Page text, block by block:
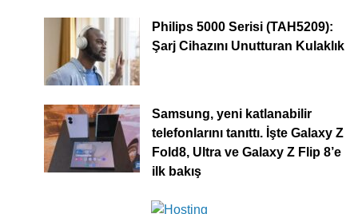
Philips 5000 Serisi (TAH5209):
Şarj Cihazını Unutturan Kulaklık
Samsung, yeni katlanabilir
telefonlarını tanıttı. İşte Galaxy Z
Fold8, Ultra ve Galaxy Z Flip 8’e
ilk bakış